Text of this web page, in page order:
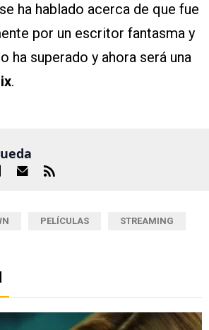
ha hablado acerca de que fue
por un escritor fantasma y
ha superado y ahora será una
.
PELÍCULAS STREAMING